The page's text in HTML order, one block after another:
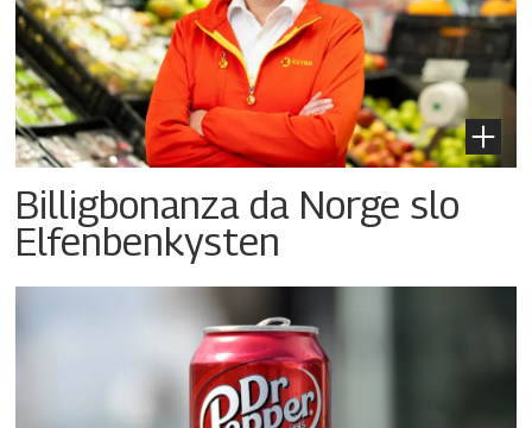
Billigbonanza da Norge slo
Elfenbenkysten